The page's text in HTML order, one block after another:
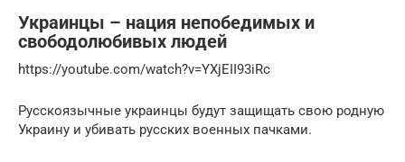
Украинцы – нация непобедимых и
свободолюбивых людей
https://youtube.com/watch?v=YXjEII93iRc
Русскоязычные украинцы будут защищать свою родную
Украину и убивать русских военных пачками.